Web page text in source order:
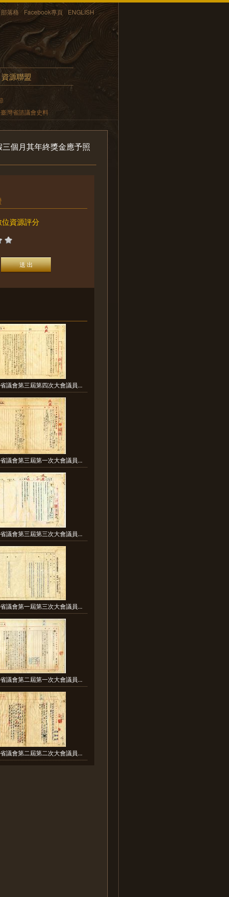
部落格 Facebook專頁 ENGLISH
資源聯盟
臺灣省諮議會史料
個月其年終獎金應予照
資源評分
議會第三屆第四次大會議員...
議會第三屆第一次大會議員...
議會第三屆第三次大會議員...
議會第一屆第三次大會議員...
議會第二屆第一次大會議員...
議會第二屆第二次大會議員...